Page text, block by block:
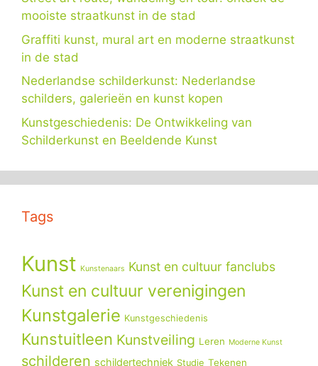
mooiste straatkunst in de stad
Graffiti kunst, mural art en moderne straatkunst
in de stad
Nederlandse schilderkunst: Nederlandse
schilders, galerieën en kunst kopen
Kunstgeschiedenis: De Ontwikkeling van
Schilderkunst en Beeldende Kunst
Tags
Kunst Kunstenaars Kunst en cultuur fanclubs
Kunst en cultuur verenigingen
Kunstgalerie Kunstgeschiedenis
Kunstuitleen Kunstveiling Leren Moderne Kunst
schilderen schildertechniek Studie Tekenen